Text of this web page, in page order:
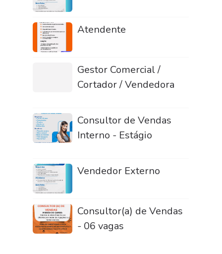
Atendente
Gestor Comercial /
Cortador / Vendedora
Consultor de Vendas
Interno - Estágio
Vendedor Externo
Consultor(a) de Vendas
- 06 vagas